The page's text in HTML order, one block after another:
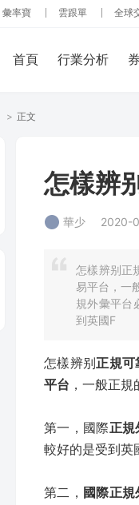
彙率寶 雲跟單 全球
首頁 行業分析
> 正文
怎樣辨
華少 2020-
怎樣辨别正
易平台，一
規外彙平台
到英國F
怎樣辨别正規可
平台 ，一般正規
第一，國際正規
較好的是受到英
第二， 國際正